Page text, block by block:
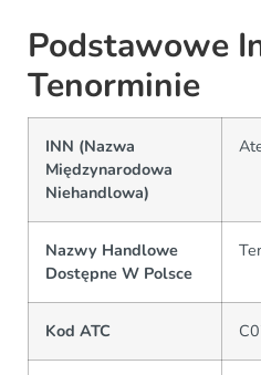
Podstawowe
Tenorminie
INN (Nazwa
Międzynarodowa
Niehandlowa)
Nazwy Handlowe
Dostępne W Polsce
Kod ATC